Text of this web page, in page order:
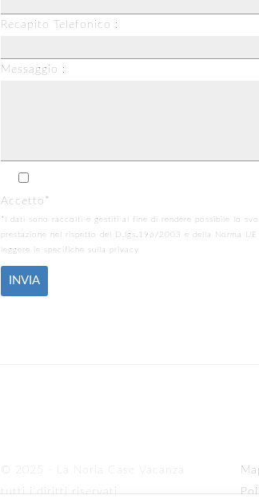
Recapito Telefonico :
Messaggio :
Accetto*
*I dati sono raccolti e gestiti al fine di rendere possibile lo
prestazione nel rispetto del D.lgs.196/2003 e della Norma
leggere le specifiche sulla privacy
© 2025 - La Noria Case Vacanza
tutti i diritti riservati